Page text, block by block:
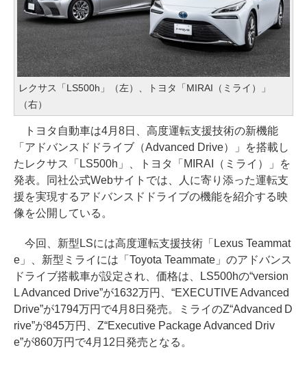
レクサス「LS500h」（左）、トヨタ「MIRAI（ミライ）」
（右）
トヨタ自動車は4月8日、高度運転支援技術の新機能
「アドバンスドドライブ（Advanced Drive）」を搭載し
たレクサス「LS500h」、トヨタ「MIRAI（ミライ）」を
発表。同社公式Webサイトでは、人に寄り添った運転支
援を実現するアドバンスドドライブの機能を紹介する映
像を公開している。
今回、新型LSには高度運転支援技術「Lexus Teammat
e」、新型ミライには「Toyota Teammate」のアドバンス
ドライブ搭載車が設定され、価格は、LS500hの“version
L Advanced Drive”が1632万円、“EXECUTIVE Advanced
Drive”が1794万円で4月8日発売。ミライのZ“Advanced D
rive”が845万円、Z“Executive Package Advanced Driv
e”が860万円で4月12日発売となる。